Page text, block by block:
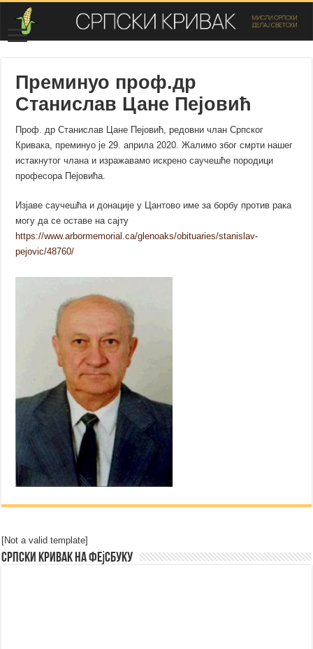
Преминуо проф.др
Станислав Цане Пејовић
Проф. др Станислав Цане Пејовић, редовни члан Српског
Кривака, преминуо је 29. априла 2020. Жалимо због смрти нашег
истакнутог члана и изражавамо искрено саучешће породици
професора Пејовића.
Изјаве саучешћа и донације у Цантово име за борбу против рака
могу да се оставе на сајту
https://www.arbormemorial.ca/glenoaks/obituaries/stanislav-
pejovic/48760/
[Not a valid template]
Српски Кривак на Фејсбуку